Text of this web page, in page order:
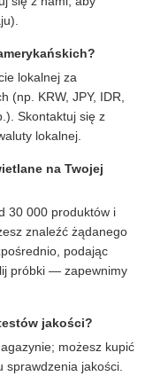
lokalnej za
(np. KRW, JPY, IDR,
Skontaktuj się z
lokalnej.
na Twojej
30 000 produktów i
znaleźć żądanego
podając
próbki — zapewnimy
jakości?
możesz kupić
jakości.